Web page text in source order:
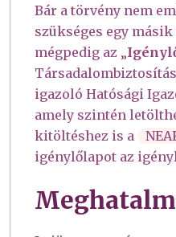
Bár a törvény nem
szükséges egy
mégpedig az „
igazoló Hatósági
amely szintén
kitöltéshez is a
igénylőlapot az